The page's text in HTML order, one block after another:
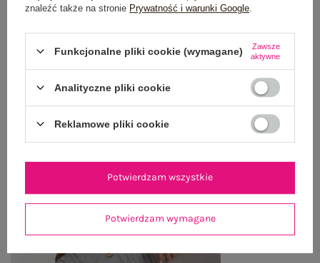
WYSYŁKA I DOSTAWA
ZWROTY I REKLAMACJE
OSTATNIO OGLĄDANE
Zobacz wszystko
znaleźć także na stronie Prywatność i warunki Google
Funkcjonalne pliki cookie (wymagane)
Zawsze
aktywne
Analityczne pliki cookie
Reklamowe pliki cookie
Potwierdzam wymagane
Potwierdzam wszystkie